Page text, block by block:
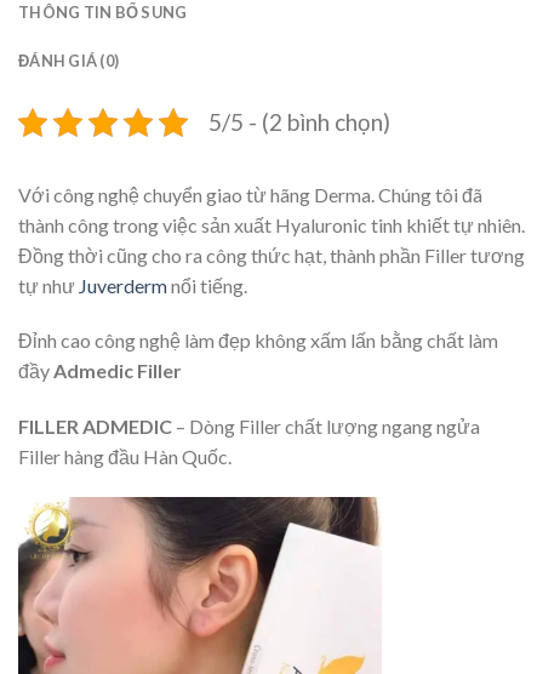
THÔNG TIN BỔ SUNG
ĐÁNH GIÁ (0)
5/5 - (2 bình chọn)
Với công nghệ chuyển giao từ hãng Derma. Chúng tôi đã
thành công trong việc sản xuất Hyaluronic tinh khiết tự nhiên.
Đồng thời cũng cho ra công thức hạt, thành phần Filler tương
tự như Juverdermnổi tiếng.
Đỉnh cao công nghệ làm đẹp không xấm lấn bằng chất làm
đầyAdmedic Filler
FILLER ADMEDIC – Dòng Filler chất lượng ngang ngửa
Filler hàng đầu Hàn Quốc.